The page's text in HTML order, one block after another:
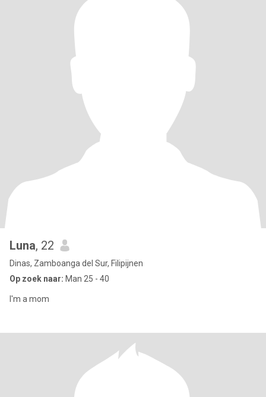
Luna, 22
Dinas, Zamboanga del Sur, Filipijnen
Op zoek naar: Man 25 - 40
I'm a mom